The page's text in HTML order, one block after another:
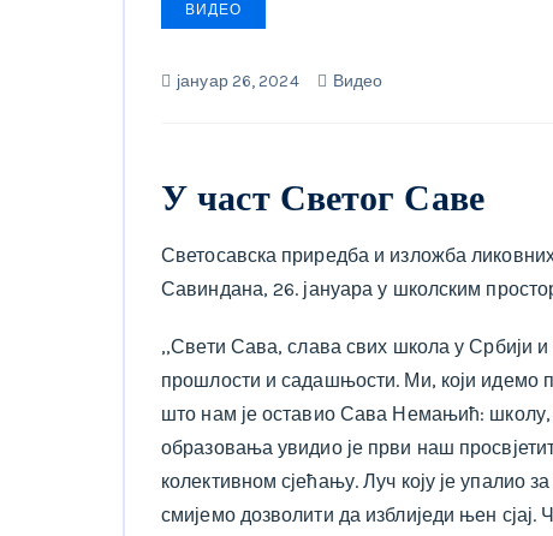
ВИДЕО
јануар 26, 2024 Видео
У част Светог Саве
Светосавска приредба и изложба
Савиндана, 26. јануара у школским
,,Свети Сава, слава свих школа у Србији
прошлости и садашњости. Ми, који идемо
што нам је оставио Сава Немањић: школу,
образовања увидио је први наш
колективном сјећању. Луч коју је упалио
смијемо дозволити да изблиједи њен